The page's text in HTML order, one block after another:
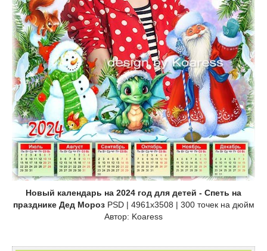
Новый календарь на 2024 год для детей - Спеть на
празднике Дед МорозPSD | 4961x3508 | 300 точек на дюйм
Автор: Koaress